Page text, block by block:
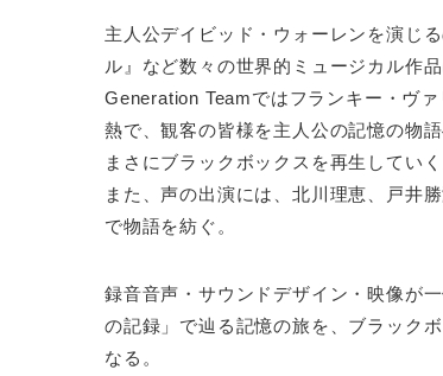
主人公デイビッド・ウォーレンを演じ
ル』など数々の世界的ミュージカル作
Generation Teamではフランキー・ヴ
熱で、観客の皆様を主人公の記憶の物
まさにブラックボックスを再生してい
また、声の出演には、北川理恵、戸井
で物語を紡ぐ。
録音音声・サウンドデザイン・映像が
の記録」で辿る記憶の旅を、ブラック
なる。